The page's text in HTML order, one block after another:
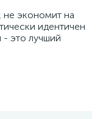
не экономит на
идентичен
- это лучший